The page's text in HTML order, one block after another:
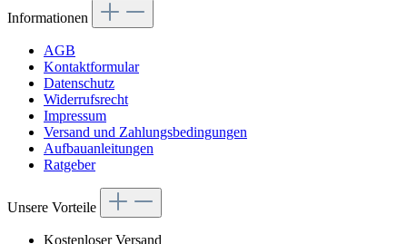
Informationen
AGB
Kontaktformular
Datenschutz
Widerrufsrecht
Impressum
Versand und Zahlungsbedingungen
Aufbauanleitungen
Ratgeber
Unsere Vorteile
Kostenloser Versand